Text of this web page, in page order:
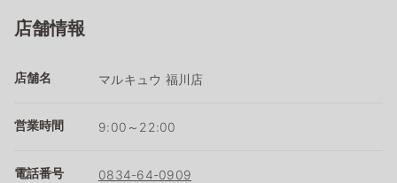
店舗情報
店舗名 マルキュウ 福川店
営業時間 9:00～22:00
電話番号 0834-64-0909